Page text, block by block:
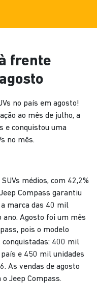
frente
no país em agosto!
ao mês de julho, a
e conquistou uma
no mês.
médios, com 42,2%
Compass garantiu
marca das 40 mil
ano. Agosto foi um mês
pois o modelo
400 mil
e 450 mil unidades
As vendas de agosto
Jeep Compass.